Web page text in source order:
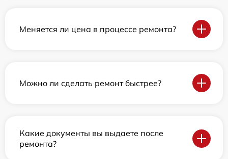
Меняется ли цена в процессе ремонта?
Можно ли сделать ремонт быстрее?
Какие документы вы выдаете после
ремонта?